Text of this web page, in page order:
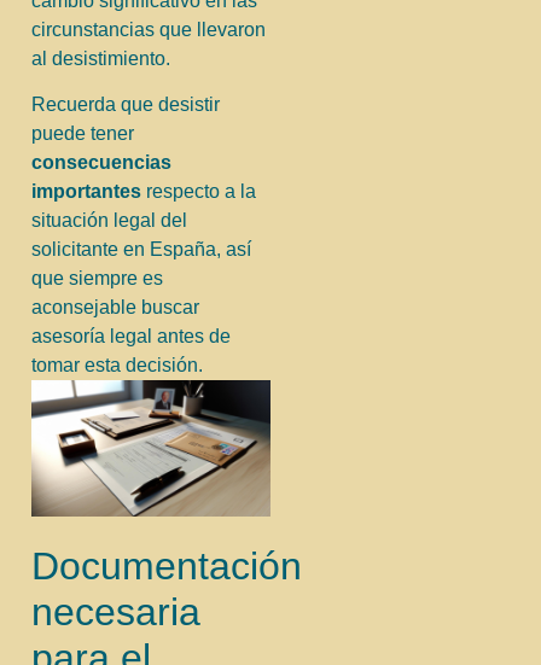
circunstancias que llevaron
al desistimiento.
Recuerda que desistir
puede tener
consecuencias
importantes respecto a la
situación legal del
solicitante en España, así
que siempre es
aconsejable buscar
asesoría legal antes de
tomar esta decisión.
Documentación
necesaria